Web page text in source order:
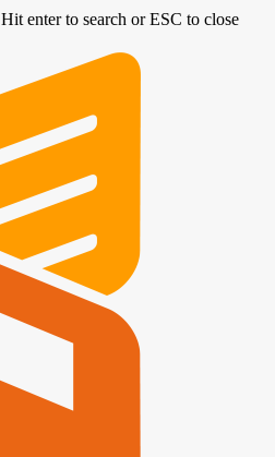
Hit enter to search or ESC to close